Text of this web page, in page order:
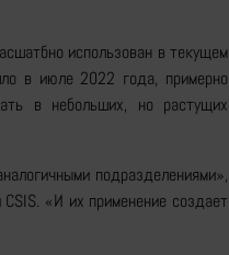
использован в текущем
в июле 2022 года, примерно
в небольших, но растущих
подразделениями»,
«И их применение создает